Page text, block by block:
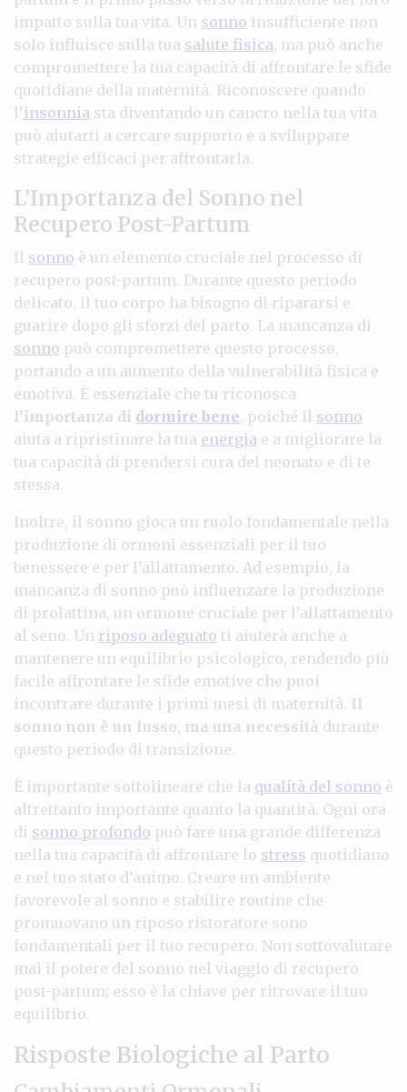
impatto sulla tua vita. Un sonno insufficiente non
solo influisce sulla tua salute fisica, ma può anche
compromettere la tua capacità di affrontare le sfide
quotidiane della maternità. Riconoscere quando
l’insonnia sta diventando un cancro nella tua vita
può aiutarti a cercare supporto e a sviluppare
strategie efficaci per affrontarla.
L’Importanza del Sonno nel
Recupero Post-Partum
Il sonno è un elemento cruciale nel processo di
recupero post-partum. Durante questo periodo
delicato, il tuo corpo ha bisogno di ripararsi e
guarire dopo gli sforzi del parto. La mancanza di
sonno può compromettere questo processo,
portando a un aumento della vulnerabilità fisica e
emotiva. È essenziale che tu riconosca
l’importanza di dormire bene, poiché il sonno
aiuta a ripristinare la tua energia e a migliorare la
tua capacità di prendersi cura del neonato e di te
stessa.
Inoltre, il sonno gioca un ruolo fondamentale nella
produzione di ormoni essenziali per il tuo
benessere e per l’allattamento. Ad esempio, la
mancanza di sonno può influenzare la produzione
di prolattina, un ormone cruciale per l’allattamento
al seno. Un riposo adeguato ti aiuterà anche a
mantenere un equilibrio psicologico, rendendo più
facile affrontare le sfide emotive che puoi
incontrare durante i primi mesi di maternità. Il
sonno non è un lusso, ma una necessità durante
questo periodo di transizione.
È importante sottolineare che la qualità del sonno è
altrettanto importante quanto la quantità. Ogni ora
di sonno profondo può fare una grande differenza
nella tua capacità di affrontare lo stress quotidiano
e nel tuo stato d’animo. Creare un ambiente
favorevole al sonno e stabilire routine che
promuovano un riposo ristoratore sono
fondamentali per il tuo recupero. Non sottovalutare
mai il potere del sonno nel viaggio di recupero
post-partum; esso è la chiave per ritrovare il tuo
equilibrio.
Risposte Biologiche al Parto